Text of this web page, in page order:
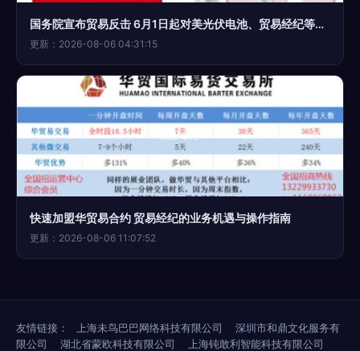
国务院宣布贸易反击 6月1日起对美光伏电池、贸易经纪等商品加征25%关税
更新：2026-08-06 04:31:15
快速加盟华贸易合约 贸易经纪的业务机遇与操作指南
更新：2026-08-06 11:07:52
友情链接： 上海未鸟巴巴网络科技有限公司
深圳市和鼎文化服务有
限公司
湖北省蒙欧科技有限公司
上海钝敢利智能科技有限公司